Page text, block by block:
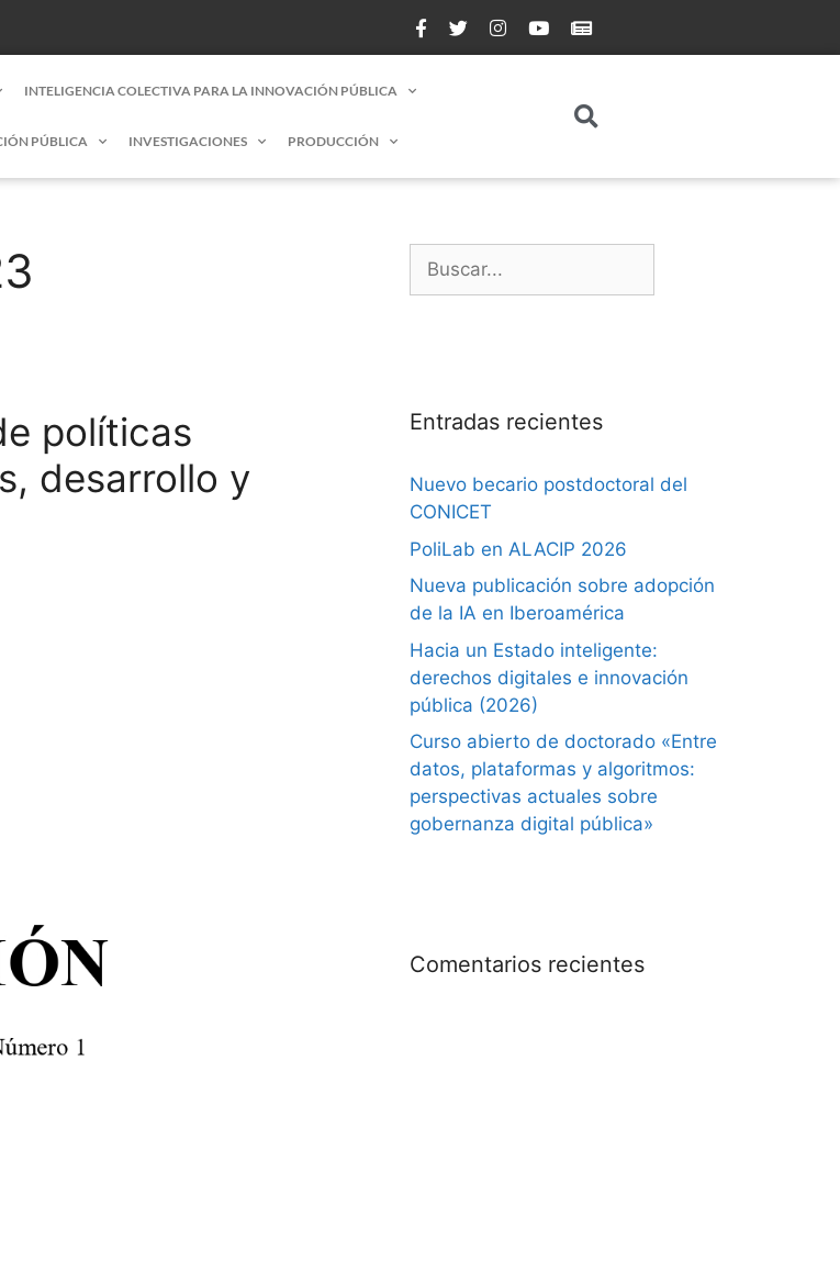
INTELIGENCIA COLECTIVA PARA LA INNOVACIÓN PÚBLICA
PÚBLICA INVESTIGACIONES PRODUCCIÓN
políticas
desarrollo y
Entradas recientes
Nuevo becario postdoctoral del
CONICET
PoliLab en ALACIP 2026
Nueva publicación sobre adopción
de la IA en Iberoamérica
Hacia un Estado inteligente:
derechos digitales e innovación
pública (2026)
Curso abierto de doctorado «Entre
datos, plataformas y algoritmos:
perspectivas actuales sobre
gobernanza digital pública»
Comentarios recientes